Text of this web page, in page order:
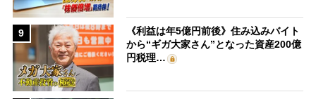
9
《利益は年5億円前後》住み込みバイト
から“ギガ大家さん”となった資産200億
円税理…